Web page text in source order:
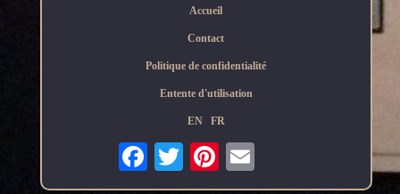
Accueil
Contact
Politique de confidentialité
Entente d'utilisation
EN FR